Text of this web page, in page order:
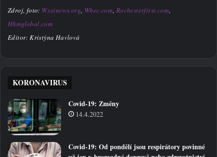
Zdroj, foto: Wxxinews.org, Whec.com, Rochesterfirst.com,
Hhmglobal.com
Editor: Kristýna Havlová
KORONAVIRUS
Covid-19: Změny
14.4.2022
Covid-19: Od pondělí jsou respirátory povinné